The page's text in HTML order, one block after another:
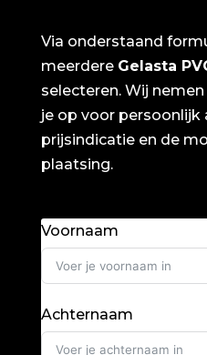
Via onderstaand
meerdere Gelasta
selecteren. Wij
je op voor persoonlijk
prijsindicatie en de
plaatsing.
Voornaam
Achternaam